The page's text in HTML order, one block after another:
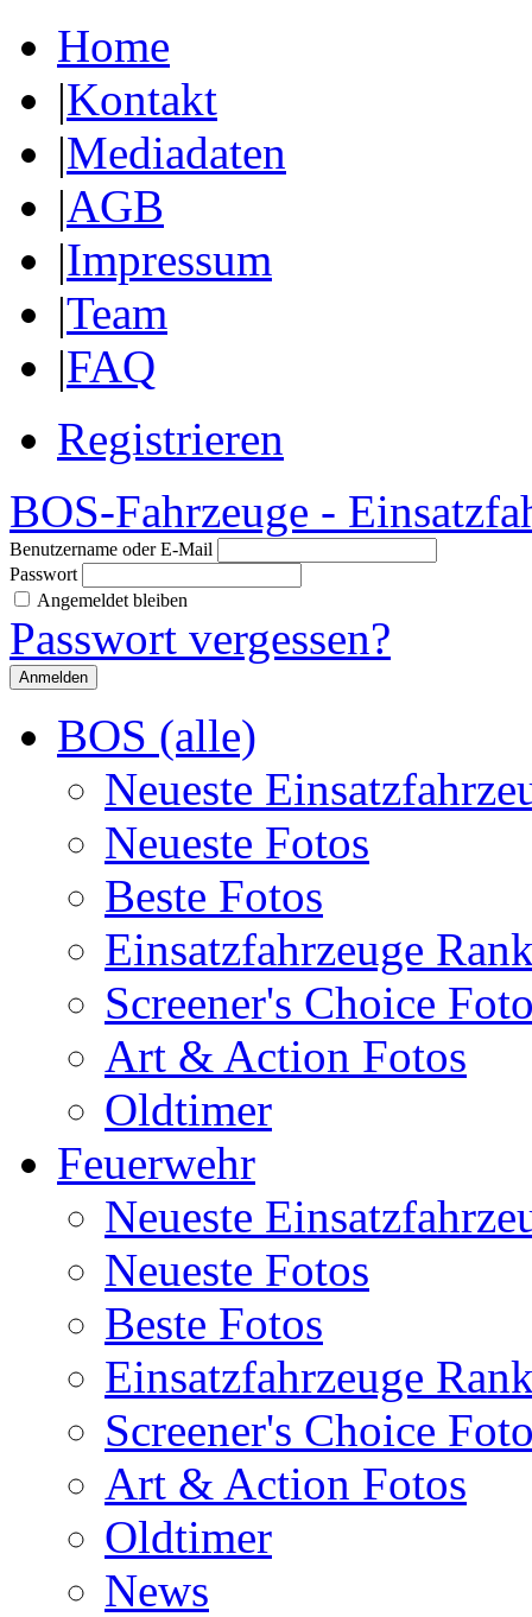
Home
|Kontakt
|Mediadaten
|AGB
|Impressum
|Team
|FAQ
Registrieren
BOS-Fahrzeuge -
Benutzername oder E-Mail
Passwort
Angemeldet bleiben
Passwort vergessen?
BOS (alle)
Neueste
Neueste Fotos
Beste Fotos
Einsatzfahrzeuge
Screener's Choice
Art & Action Fotos
Oldtimer
Feuerwehr
Neueste
Neueste Fotos
Beste Fotos
Einsatzfahrzeuge
Screener's Choice
Art & Action Fotos
Oldtimer
News